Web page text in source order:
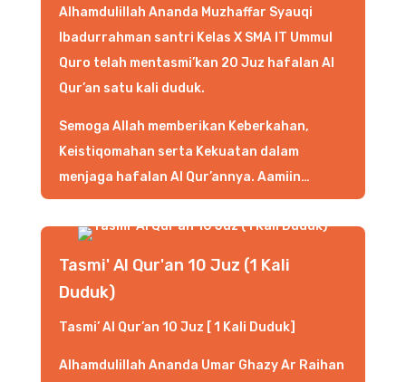
Alhamdulillah Ananda Muzhaffar Syauqi
Ibadurrahman santri Kelas X SMA IT Ummul
Quro telah mentasmi’kan 20 Juz hafalan Al
Qur’an satu kali duduk.
Semoga Allah memberikan Keberkahan,
Keistiqomahan serta Kekuatan dalam
menjaga hafalan Al Qur’annya. Aamiin…
Tasmi' Al Qur'an 10 Juz (1 Kali
Duduk)
Tasmi’ Al Qur’an 10 Juz [ 1 Kali Duduk]
Alhamdulillah Ananda Umar Ghazy Ar Raihan